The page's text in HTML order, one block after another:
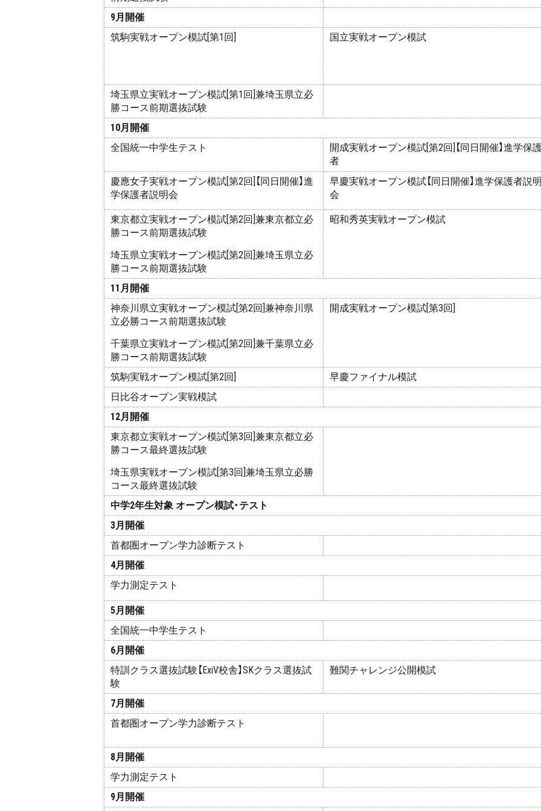
9月開催
筑駒実戦オープン模試[第1回]
国立実戦オープン模試
埼玉県立実戦オープン模試[第1回]兼埼玉県立必
勝コース前期選抜試験
10月開催
全国統一中学生テスト
開成実戦オープン模試[第2回]【同日開催】進学保
者
慶應女子実戦オープン模試[第2回]【同日開催】進
学保護者説明会
早慶実戦オープン模試【同日開催】進学保護者説
会
東京都立実戦オープン模試[第2回]兼東京都立必
勝コース前期選抜試験
埼玉県立実戦オープン模試[第2回]兼埼玉県立必
勝コース前期選抜試験
昭和秀英実戦オープン模試
11月開催
神奈川県立実戦オープン模試[第2回]兼神奈川県
立必勝コース前期選抜試験
千葉県立実戦オープン模試[第2回]兼千葉県立必
勝コース前期選抜試験
開成実戦オープン模試[第3回]
筑駒実戦オープン模試[第2回]
早慶ファイナル模試
日比谷オープン実戦模試
12月開催
東京都立実戦オープン模試[第3回]兼東京都立必
勝コース最終選抜試験
埼玉県実戦オープン模試[第3回]兼埼玉県立必勝
コース最終選抜試験
中学2年生対象 オープン模試・テスト
3月開催
首都圏オープン学力診断テスト
4月開催
学力測定テスト
5月開催
全国統一中学生テスト
6月開催
特訓クラス選抜試験【ExiV校舎】SKクラス選抜試
験
難関チャレンジ公開模試
7月開催
首都圏オープン学力診断テスト
8月開催
学力測定テスト
9月開催